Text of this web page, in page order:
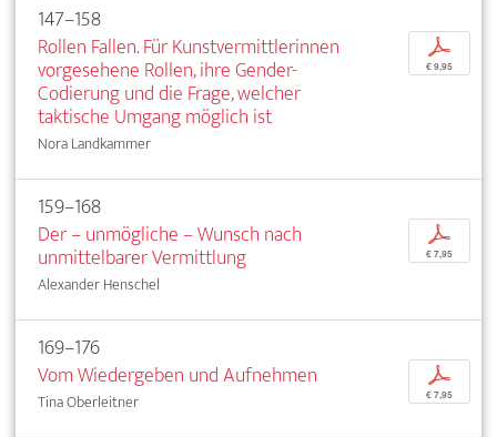
147–158
Rollen Fallen. Für Kunstvermittlerinnen
vorgesehene Rollen, ihre Gender-
Codierung und die Frage, welcher
taktische Umgang möglich ist
Nora Landkammer
p
€ 9,95
159–168
Der – unmögliche – Wunsch nach
unmittelbarer Vermittlung
Alexander Henschel
p
€ 7,95
169–176
Vom Wiedergeben und Aufnehmen
Tina Oberleitner
p
€ 7,95